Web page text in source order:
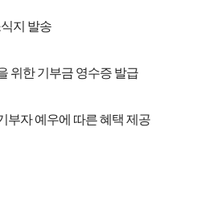
지 발송
위한 기부금 영수증 발급
부자 예우에 따른 혜택 제공